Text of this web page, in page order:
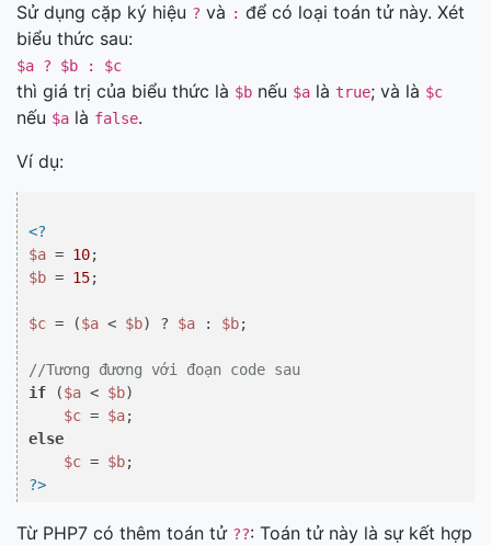
Sử dụng cặp ký hiệu ? và : để có loại toán tử này. Xét
biểu thức sau:
$a ? $b : $c
thì giá trị của biểu thức là $b nếu $a là true; và là $c
nếu $a là false.
Ví dụ:
<?
$a = 10
$b = 15;
$c = ($a < $b) ? $a : $b;
//Tương đương với đoạn code sau
if ($a < $b)
$c = $a
else
$c = $b
?>
Từ PHP7 có thêm toán tử ??: Toán tử này là sự kết hợp